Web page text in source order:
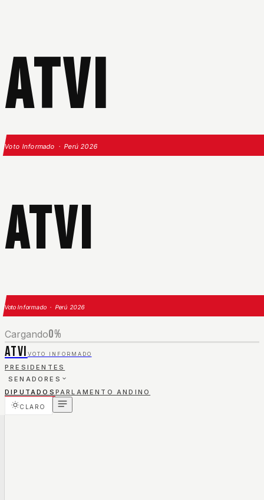
ATVI
Voto Informado · Perú 2026
ATVI
Voto Informado · Perú 2026
Cargando0%
ATVI VOTO INFORMADO
PRESIDENTES
SENADORES
DIPUTADOS PARLAMENTO ANDINO
CLARO